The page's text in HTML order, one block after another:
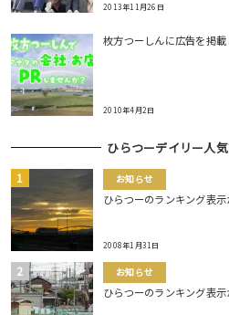
2013年11月26日
枚方つーしんに広告を掲
2010年4月2日
ひらつーデイリー人
お知らせ
ひらつーのランキング表示
2008年1月31日
お知らせ
ひらつーのランキング表